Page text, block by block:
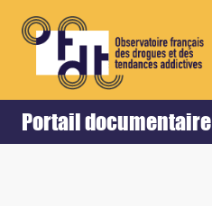
Portail documentaire
Accueil Retour